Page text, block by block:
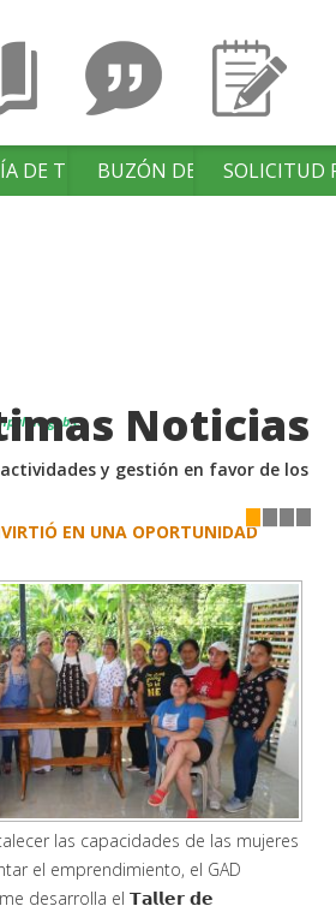
DE TRÁMITESBUZÓN DE SUGERENCIAS
SOLICITUD
Noticias
y gestión en favor de los
1 2 3
EN UNA OPORTUNIDAD
las capacidades de las mujeres
el emprendimiento, el GAD
desarrolla el 𝗧𝗮𝗹𝗹𝗲𝗿 𝗱𝗲